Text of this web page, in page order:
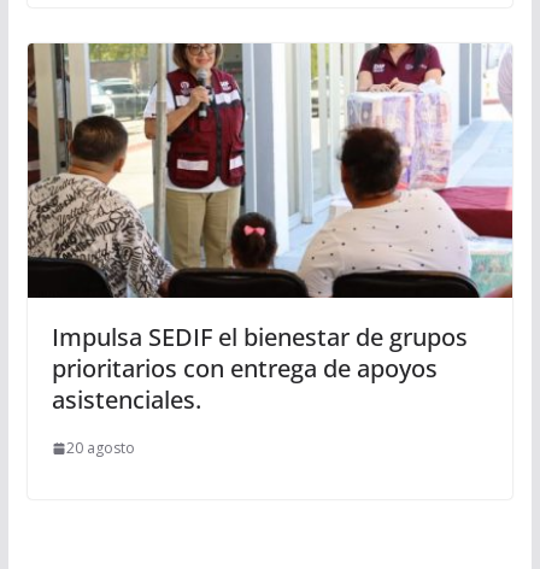
Impulsa SEDIF el bienestar de grupos
prioritarios con entrega de apoyos
asistenciales.
20 agosto